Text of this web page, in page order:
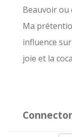
e
r
:
Beauvoir ou
Ma
influence
joie et la